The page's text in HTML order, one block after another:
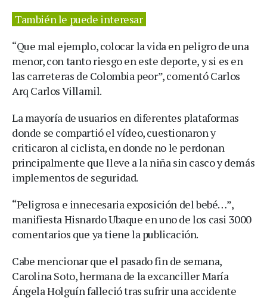
También le puede interesar
“Que mal ejemplo, colocar la vida en peligro de una
menor, con tanto riesgo en este deporte, y si es en
las carreteras de Colombia peor”, comentó Carlos
Arq Carlos Villamil.
La mayoría de usuarios en diferentes plataformas
donde se compartió el vídeo, cuestionaron y
criticaron al ciclista, en donde no le perdonan
principalmente que lleve a la niña sin casco y demás
implementos de seguridad.
“Peligrosa e innecesaria exposición del bebé…”,
manifiesta Hisnardo Ubaque en uno de los casi 3000
comentarios que ya tiene la publicación.
Cabe mencionar que el pasado fin de semana,
Carolina Soto, hermana de la excanciller María
Ángela Holguín falleció tras sufrir una accidente